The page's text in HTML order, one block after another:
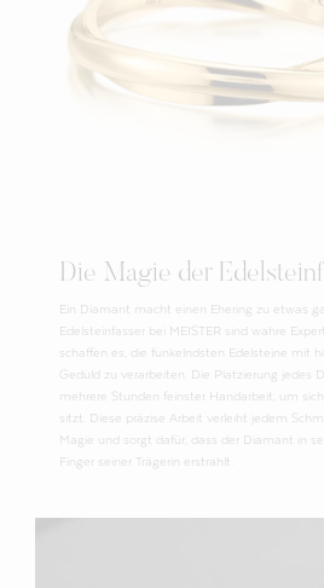
Die Magie der
Ein Diamant macht einen Ehering zu etwas
Edelsteinfasser bei MEISTER sind wahre
schaffen es, die funkelndsten Edelsteine mit
Geduld zu verarbeiten. Die Platzierung jedes
mehrere Stunden feinster Handarbeit, um
sitzt. Diese präzise Arbeit verleiht jedem
Magie und sorgt dafür, dass der Diamant in
Finger seiner Trägerin erstrahlt.